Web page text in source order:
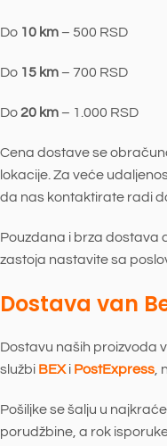
Do 10 km – 500 RSD
Do 15 km – 700 RSD
Do20 km – 1.000 RSD
Cena dostave se
lokacije. Za veće
da nas kontaktirate radi
Pouzdana i brza dostava
zastoja nastavite sa
Dostava van
Dostavu naših proizvoda
službi BEXi PostExpress
Pošiljke se šalju u
porudžbine, a rok